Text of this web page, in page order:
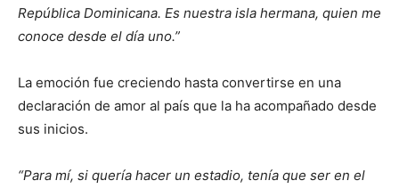
República Dominicana. Es nuestra isla hermana, quien me
conoce desde el día uno.”
La emoción fue creciendo hasta convertirse en una
declaración de amor al país que la ha acompañado desde
sus inicios.
“Para mí, si quería hacer un estadio, tenía que ser en el